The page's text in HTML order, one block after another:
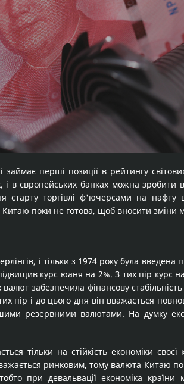
перші позиції в рейтингу
і в європейських банках можна зробити
старту торгівлі ф'ючерсами на
поки не готова, щоб вносити зміни
і тільки з 1974 року була
курс юаня на 2%. З тих пір курс
валют забезпечила фінансову
пір і до цього дня він вважається
резервними валютами. На думку
тільки на стійкість економіки
ринковим, тому валюта Китаю
при девальвації економіка